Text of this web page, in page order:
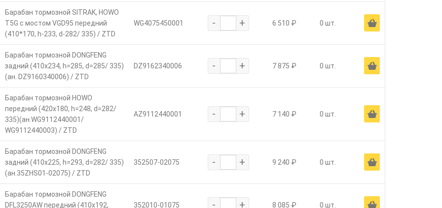
Барабан тормозной SITRAK, HOWO
T5G с мостом VGD95 передний
(410*170, h-233, d-282/ 335) / ZTD
WG4075450001 - + 6 510 ₽ 0 шт. Ä
Барабан тормозной DONGFENG
задний (410x234, h=285, d=285/ 335)
(ан. DZ9160340006) / ZTD
DZ9162340006 - + 7 875 ₽ 0 шт. Ä
Барабан тормозной HOWO
передний (420x180, h=248, d=282/
335)(ан.WG9112440001/
WG9112440003) / ZTD
AZ9112440001 - + 7 140 ₽ 0 шт. Ä
Барабан тормозной DONGFENG
задний (410x225, h=293, d=282/ 335)
(ан.35ZHS01-02075) / ZTD
352507-02075 - + 9 240 ₽ 0 шт. Ä
Барабан тормозной DONGFENG
DFL3250AW передний (410x192,
352010-01075 - + 8 085 ₽ 0 шт. Ä